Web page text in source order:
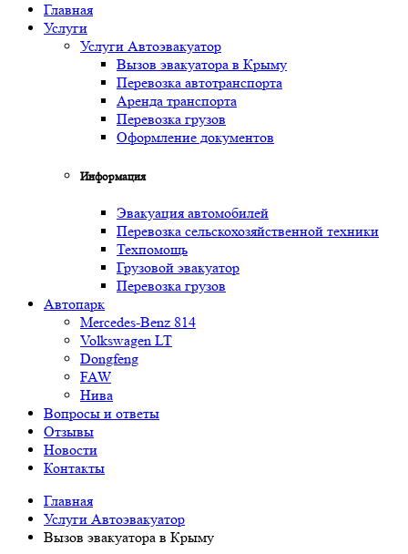
Главная
Услуги
Услуги Автоэвакуатор
Вызов эвакуатора в Крыму
Перевозка автотранспорта
Аренда транспорта
Перевозка грузов
Оформление документов
Информация
Эвакуация автомобилей
Перевозка сельскохозяйственной техники
Техпомощь
Грузовой эвакуатор
Перевозка грузов
Автопарк
Mercedes-Benz 814
Volkswagen LT
Dongfeng
FAW
Нива
Вопросы и ответы
Отзывы
Новости
Контакты
Главная
Услуги Автоэвакуатор
Вызов эвакуатора в Крыму